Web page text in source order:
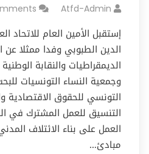
Atfd-Admin
إستقبل الأمين العام للاتحاد
الدين الطبوبي وفدا ممثلا عن
الديمقراطيات والنقابة
وجمعية النساء التونسيات
التونسي للحقوق الاقتصادية
التنسيق للعمل المشترك في
العمل على بناء الائتلاف
مبادئ…